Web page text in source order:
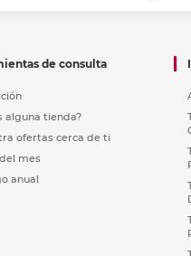
de consulta
alguna tienda?
ofertas cerca de ti
mes
anual